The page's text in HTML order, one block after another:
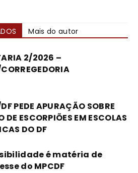
Mais do autor
2/2026 –
PEDE APURAÇÃO SOBRE
DE ESCORPIÕES EM ESCOLAS
DO DF
é matéria de
do MPCDF